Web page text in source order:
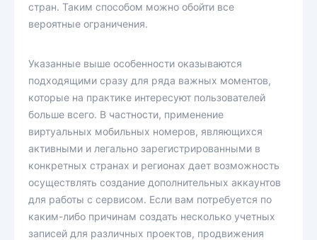
стран. Таким способом можно обойти все
вероятные ограничения.
Указанные выше особенности оказываются
подходящими сразу для ряда важных моментов,
которые на практике интересуют пользователей
больше всего. В частности, применение
виртуальных мобильных номеров, являющихся
активными и легально зарегистрированными в
конкретных странах и регионах дает возможность
осуществлять создание дополнительных аккаунтов
для работы с сервисом. Если вам потребуется по
каким-либо причинам создать несколько учетных
записей для различных проектов, продвижения